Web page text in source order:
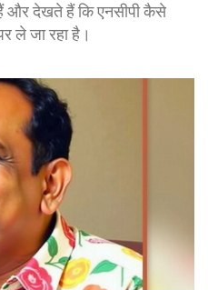
देखते हैं कि एनसीपी कैसे
ले जा रहा है।